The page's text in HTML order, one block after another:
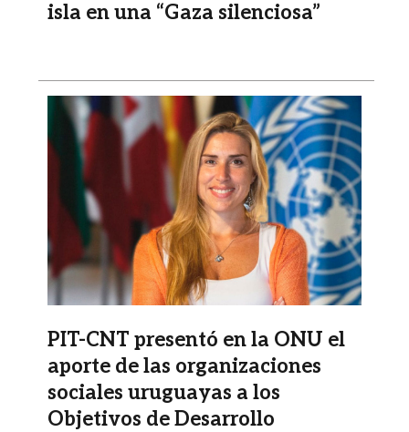
isla en una “Gaza silenciosa”
Imagen
PIT-CNT presentó en la ONU el
aporte de las organizaciones
sociales uruguayas a los
Objetivos de Desarrollo